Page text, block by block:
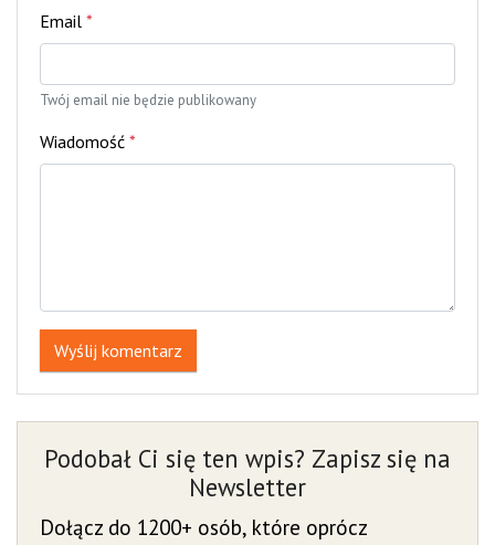
Email *
Twój email nie będzie publikowany
Wiadomość *
Wyślij komentarz
Podobał Ci się ten wpis? Zapisz się na
Newsletter
Dołącz do 1200+ osób, które oprócz